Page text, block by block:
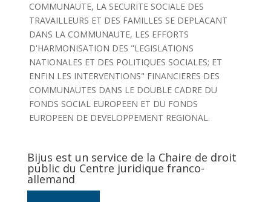
COMMUNAUTE, LA SECURITE SOCIALE DES
TRAVAILLEURS ET DES FAMILLES SE DEPLACANT
DANS LA COMMUNAUTE, LES EFFORTS
D'HARMONISATION DES "LEGISLATIONS
NATIONALES ET DES POLITIQUES SOCIALES; ET
ENFIN LES INTERVENTIONS" FINANCIERES DES
COMMUNAUTES DANS LE DOUBLE CADRE DU
FONDS SOCIAL EUROPEEN ET DU FONDS
EUROPEEN DE DEVELOPPEMENT REGIONAL.
Bijus est un service de la Chaire de droit
public du Centre juridique franco-
allemand